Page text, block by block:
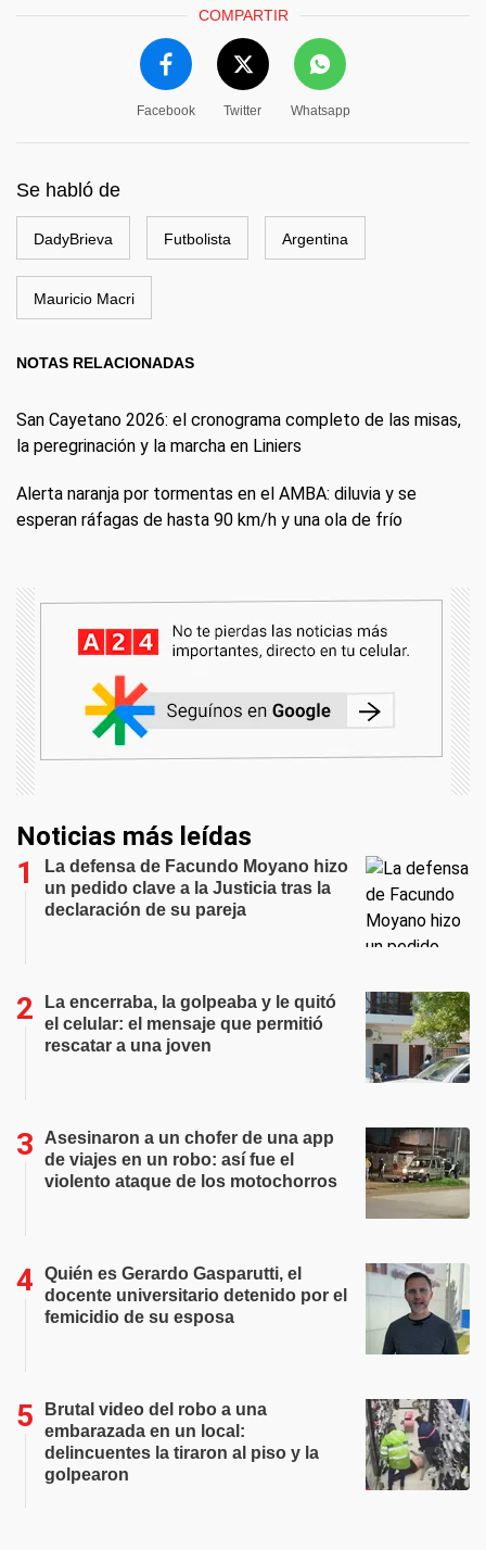
COMPARTIR
Facebook Twitter Whatsapp
Se habló de
DadyBrieva Futbolista Argentina
Mauricio Macri
NOTAS RELACIONADAS
San Cayetano 2026: el cronograma completo de las misas,
la peregrinación y la marcha en Liniers
Alerta naranja por tormentas en el AMBA: diluvia y se
esperan ráfagas de hasta 90 km/h y una ola de frío
Noticias más leídas
La defensa de Facundo Moyano hizo
un pedido clave a la Justicia tras la
declaración de su pareja
La encerraba, la golpeaba y le quitó
el celular: el mensaje que permitió
rescatar a una joven
Asesinaron a un chofer de una app
de viajes en un robo: así fue el
violento ataque de los motochorros
Quién es Gerardo Gasparutti, el
docente universitario detenido por el
femicidio de su esposa
Brutal video del robo a una
embarazada en un local:
delincuentes la tiraron al piso y la
golpearon